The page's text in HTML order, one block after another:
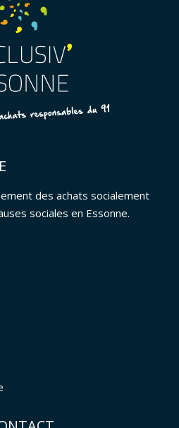
des achats socialement
sociales en Essonne.